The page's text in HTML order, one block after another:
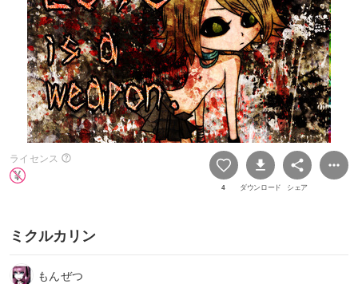
ライセンス
4 ダウンロード シェア
ミクルカリン
もんぜつ